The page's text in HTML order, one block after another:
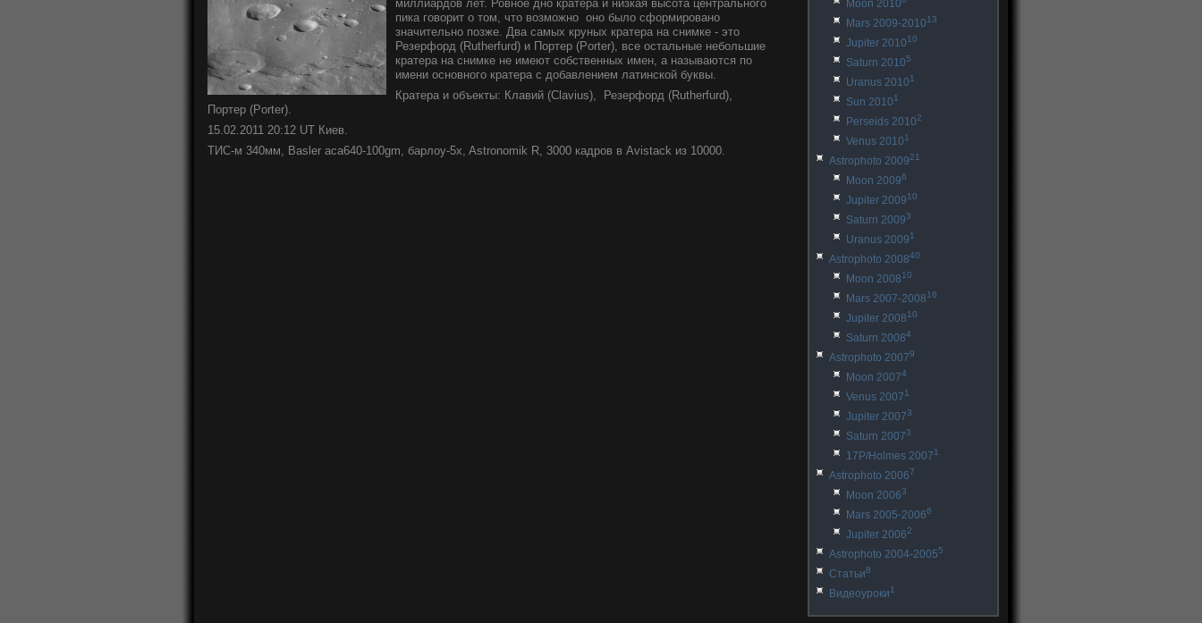
миллиардов лет. Ровное дно кратера и низкая высота центрального
пика говорит о том, что возможно оно было сформировано
значительно позже. Два самых круных кратера на снимке - это
Резерфорд (Rutherfurd) и Портер (Porter), все остальные небольшие
кратера на снимке не имеют собственных имен, а называются по
имени основного кратера с добавлением латинской буквы.
Кратера и объекты: Клавий (Clavius), Резерфорд (Rutherfurd),
Портер (Porter).
15.02.2011 20:12 UT Киев.
ТИС-м 340мм, Basler aca640-100gm, барлоу-5x, Astronomik R, 3000 кадров в Avistack из 10000.
Moon 2010
Mars 2009-201013
Jupiter 201010
Saturn 20105
Uranus 20101
Sun 20101
Perseids 20102
Venus 20101
Astrophoto 200921
Moon 20096
Jupiter 200910
Saturn 20093
Uranus 20091
Astrophoto 200840
Moon 200810
Mars 2007-200816
Jupiter 200810
Saturn 20084
Astrophoto 20079
Moon 20074
Venus 20071
Jupiter 20073
Saturn 20073
17P/Holmes 20071
Astrophoto 20067
Moon 20063
Mars 2005-20066
Jupiter 20062
Astrophoto 2004-20055
Статьи8
Видеоуроки1